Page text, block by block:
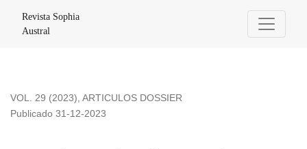
Revista Sophia
Austral
VOL. 29 (2023), ARTICULOS DOSSIER
Publicado 31-12-2023